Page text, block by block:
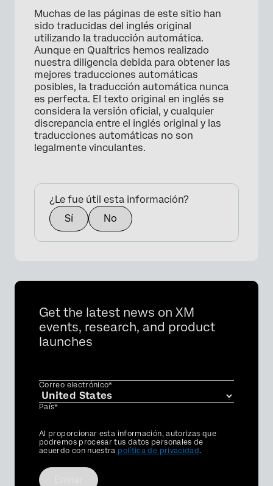
Muchas de las páginas de este sitio han
sido traducidas del inglés original
utilizando la traducción automática.
Aunque en Qualtrics hemos realizado
nuestra diligencia debida para obtener las
mejores traducciones automáticas
posibles, la traducción automática nunca
es perfecta. El texto original en inglés se
considera la versión oficial, y cualquier
discrepancia entre el inglés original y las
traducciones automáticas no son
legalmente vinculantes.
¿Le fue útil esta información?
Sí
No
Get the latest news on XM
events, research, and product
launches
Correo electrónico*
País*
Privacy
Optin
Al proporcionar esta información, autorizas que
podremos procesar tus datos personales de
acuerdo con nuestra política de privacidad.